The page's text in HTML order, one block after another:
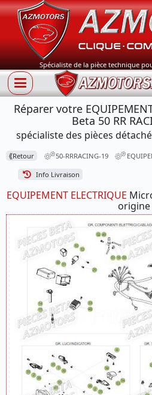
Spécialiste de la pièce technique
Réparer votre
Beta 50 RR
spécialiste des pièces
⟪Retour 50-RRRACING-19
Info Livraison
EQUIPEMENT ELECTRIQUE
origine